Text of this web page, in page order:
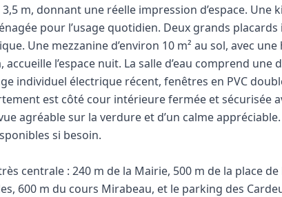
m, donnant une réelle impression d’espace. Une
pour l’usage quotidien. Deux grands
Une mezzanine d’environ 10 m² au sol, avec
accueille l’espace nuit. La salle d’eau comprend une
individuel électrique récent, fenêtres en PVC
est côté cour intérieure fermée et sécurisée
agréable sur la verdure et d’un calme
si besoin.
centrale : 240 m de la Mairie, 500 m de la place
600 m du cours Mirabeau, et le parking des